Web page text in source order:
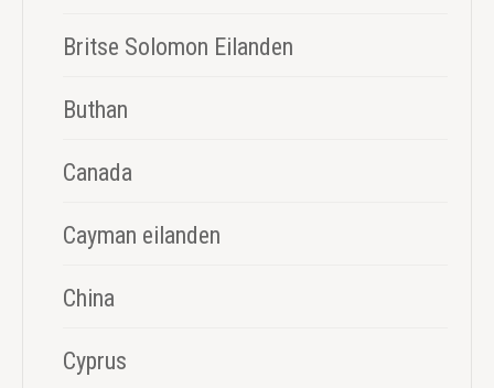
Britse Solomon Eilanden
Buthan
Canada
Cayman eilanden
China
Cyprus